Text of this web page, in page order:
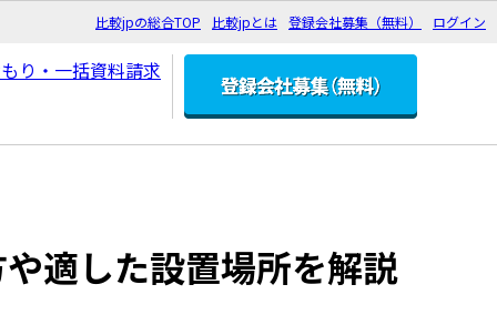
ログイン
登録会社募集（無料）
比較jpとは
比較jpの総合TOP
適した設置場所を解説